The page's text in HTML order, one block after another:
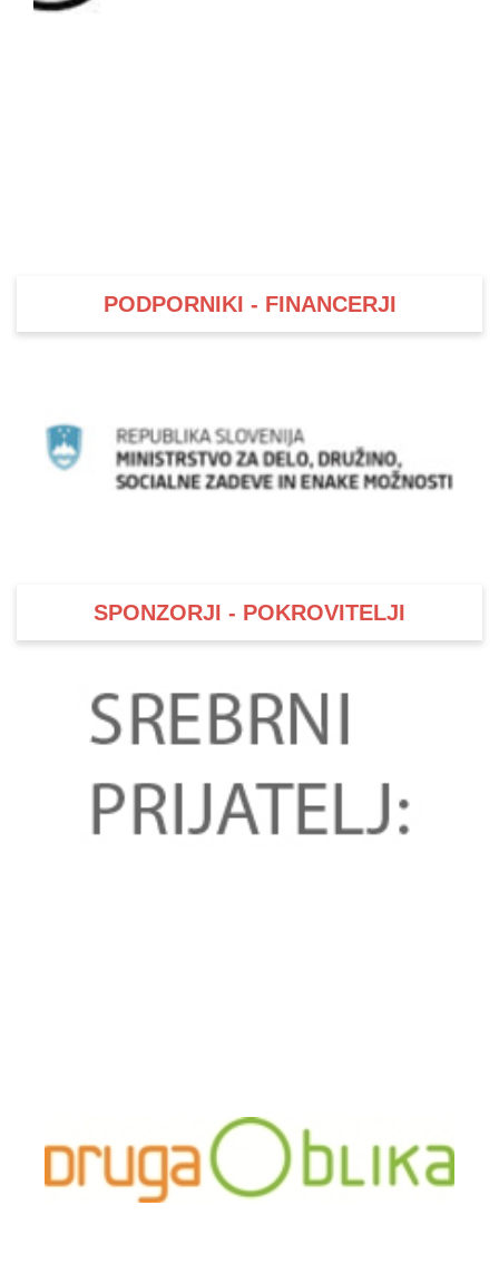
PODPORNIKI - FINANCERJI
SPONZORJI - POKROVITELJI